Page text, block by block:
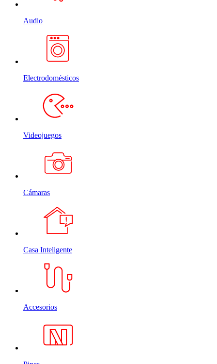
Audio
Electrodomésticos
Videojuegos
Cámaras
Casa Inteligente
Accesorios